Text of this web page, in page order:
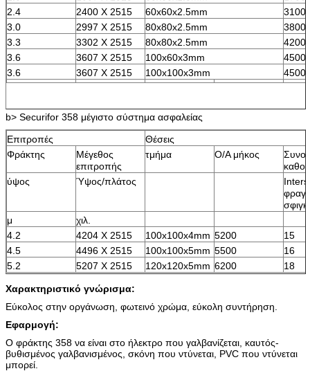
2.4
2400 X 2515 60x60x2.5mm
3100
3.0
2997 X 2515 80x80x2.5mm
3800
3.3
3302 X 2515 80x80x2.5mm
4200
3.6
3607 X 2515 100x60x3mm
4500
3.6
3607 X 2515 100x100x3mm 4500
b> Securifor 358 μέγιστο σύστημα ασφαλείας
Επιτροπές
Θέσεις
Φράκτης
Μέγεθος
επιτροπής
τμήμα O/A μήκος
ύψος
Ύψος/πλάτος
μ
χιλ.
4.2
4204 X 2515 100x100x4mm 5200
15
4.5
4496 X 2515 100x100x5mm 5500
16
5.2
5207 X 2515 120x120x5mm 6200 18
Χαρακτηριστικό γνώρισμα:
Εύκολος στην οργάνωση, φωτεινό χρώμα, εύκολη συντήρηση.
Εφαρμογή:
Ο φράκτης 358 να είναι στο ήλεκτρο που γαλβανίζεται, καυτός-
βυθισμένος γαλβανισμένος, σκόνη που ντύνεται, PVC που ντύνεται
μπορεί.